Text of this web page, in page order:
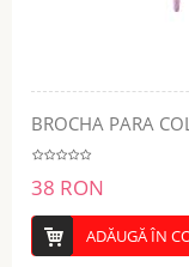
BROCHA PARA
38 RON
ADĂUGĂ ÎN